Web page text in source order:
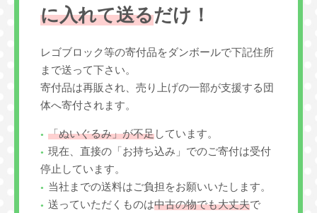
に入れて送るだけ！
レゴブロック等の寄付品をダンボールで下記住所
まで送って下さい。
寄付品は再販され、売り上げの一部が支援する団
体へ寄付されます。
「ぬいぐるみ」が不足しています。
現在、直接の「お持ち込み」でのご寄付は受付
停止しています。
当社までの送料はご負担をお願いいたします。
送っていただくものは中古の物でも大丈夫で